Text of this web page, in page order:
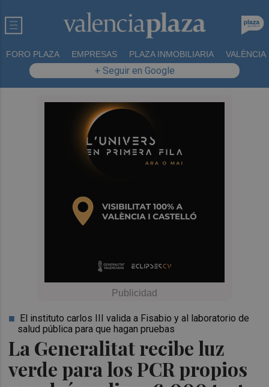
FORO PLAZA EMPRESAS PLAZA INMOBILIARIA VALÈNCIA
+ Seguir en Google
La Generalitat recibe luz
verde para los PCR propios
El instituto carlos III valida a Fisabio y al laboratorio de
salud pública para que hagan pruebas